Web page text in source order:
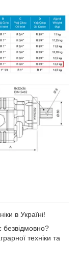
в Україні!
техніки та